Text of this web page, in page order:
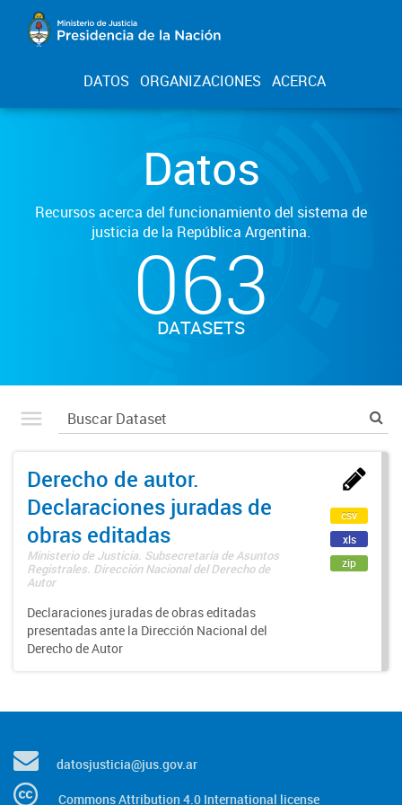
DATOS ORGANIZACIONES ACERCA
Datos
Recursos acerca del funcionamiento del sistema de
justicia de la República Argentina.
063
DATASETS
Derecho de autor.
Declaraciones juradas de
obras editadas
Ministerio de Justicia. Subsecretaría de Asuntos
Registrales. Dirección Nacional del Derecho de
Autor
Declaraciones juradas de obras editadas
presentadas ante la Dirección Nacional del
Derecho de Autor
csv
xls
zip
datosjusticia@jus.gov.ar
Commons Attribution 4.0 International license